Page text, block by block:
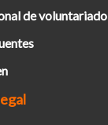
de voluntariado